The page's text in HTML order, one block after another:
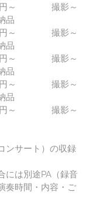
円～ 撮影～
品
円～ 撮影～
品
円～ 撮影～
品
円～ 撮影～
品
～ 撮影～
ンサート）の収録
は別途PA（録音
奏時間・内容・ご